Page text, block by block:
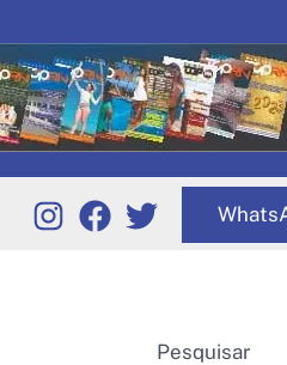
Pesquisar